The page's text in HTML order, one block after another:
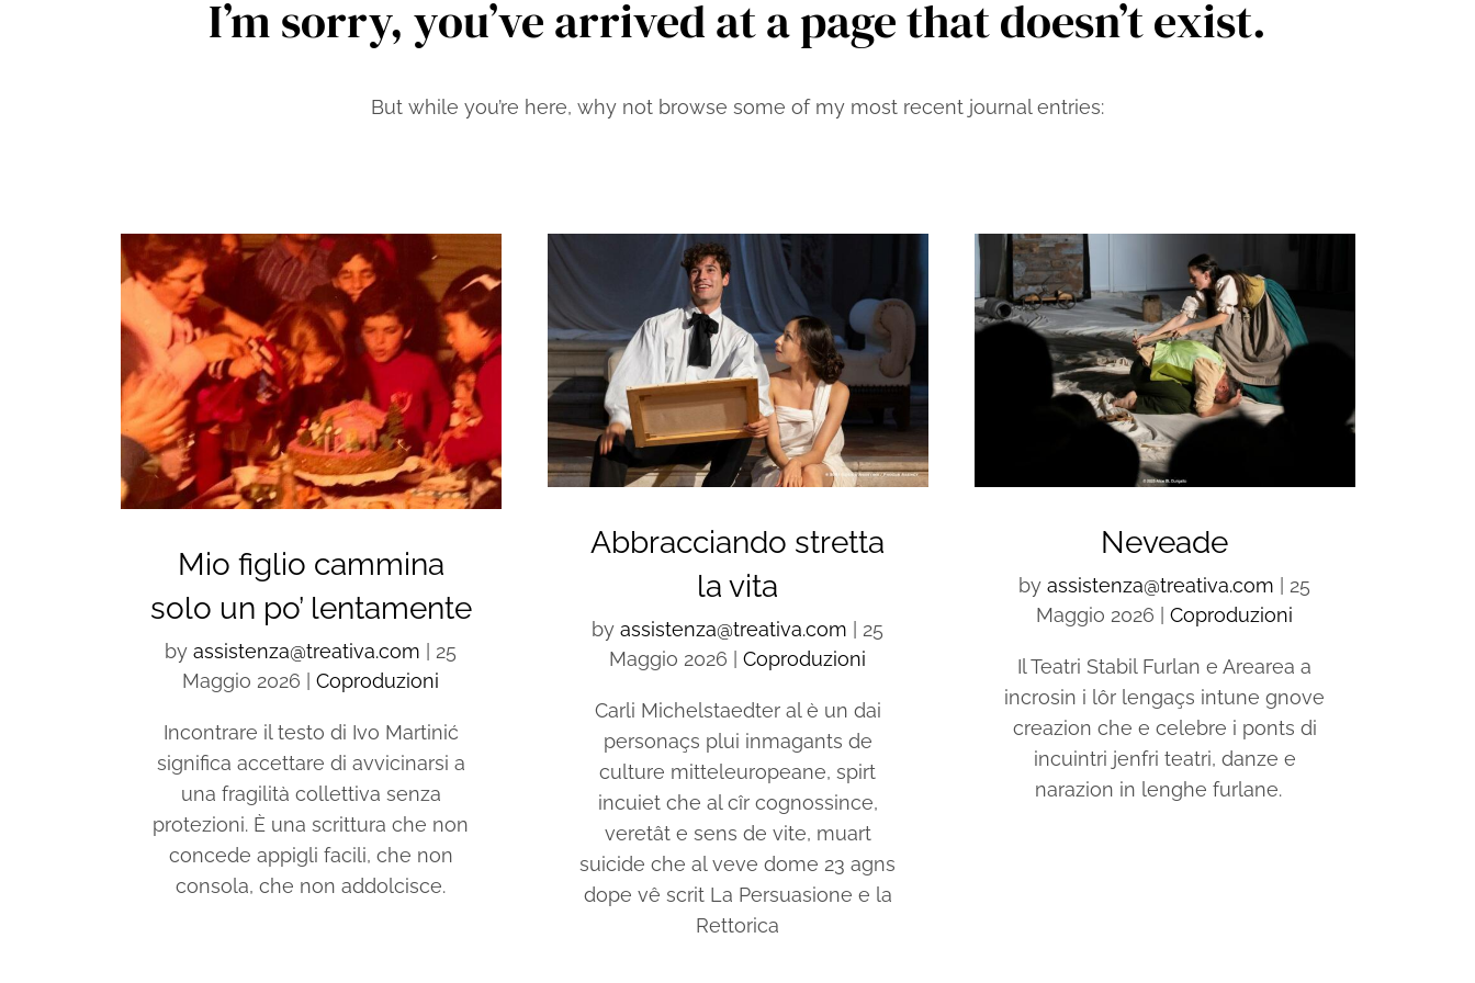
I’m sorry, you’ve arrived at a page that doesn’t exist.
But while you’re here, why not browse some of my most recent journal entries:
Mio figlio cammina
solo un po’ lentamente
byassistenza@treativa.com | 25
Maggio 2026 | Coproduzioni
Incontrare il testo di Ivo Martinić
significa accettare di avvicinarsi a
una fragilità collettiva senza
protezioni. È una scrittura che non
concede appigli facili, che non
consola, che non addolcisce.
Abbracciando stretta
la vita
byassistenza@treativa.com | 25
Maggio 2026 | Coproduzioni
Carli Michelstaedter al è un dai
personaçs plui inmagants de
culture mitteleuropeane, spirt
incuiet che al cîr cognossince,
veretât e sens de vite, muart
suicide che al veve dome 23 agns
dope vê scrit La Persuasione e la
Rettorica
Neveade
byassistenza@treativa.com | 25
Maggio 2026 | Coproduzioni
Il Teatri Stabil Furlan e Arearea a
incrosin i lôr lengaçs intune gnove
creazion che e celebre i ponts di
incuintri jenfri teatri, danze e
narazion in lenghe furlane.